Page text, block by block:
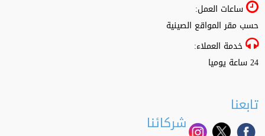
ساعات العمل:
حسب مقر المواقع الصينية
خدمة العملاء:
24 ساعة يوميا
تابعنا
شركائنا